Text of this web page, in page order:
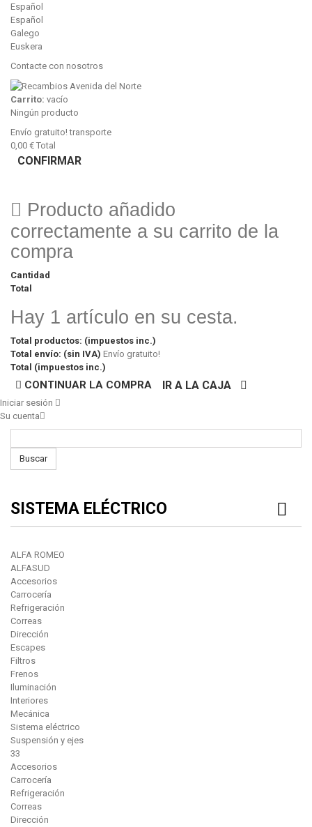
Español
Español
Galego
Euskera
Contacte con nosotros
Carrito: vacío
Ningún producto
Envío gratuito!transporte
0,00 € Total
CONFIRMAR
Producto añadido
correctamente a su carrito de la
compra
Cantidad
Total
Hay 1 artículo en su cesta.
Total productos: (impuestos inc.)
Total envío: (sin IVA) Envío gratuito!
Total (impuestos inc.)
CONTINUAR LA COMPRA IR A LA CAJA
Iniciar sesión
Su cuenta
Buscar
SISTEMA ELÉCTRICO
ALFA ROMEO
ALFASUD
Accesorios
Carrocería
Refrigeración
Correas
Dirección
Escapes
Filtros
Frenos
Iluminación
Interiores
Mecánica
Sistema eléctrico
Suspensión y ejes
33
Accesorios
Carrocería
Refrigeración
Correas
Dirección